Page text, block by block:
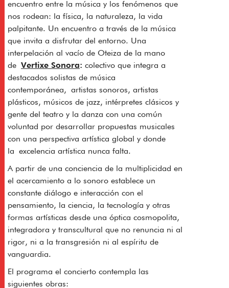
encuentro entre la música y los fenómenos que
nos rodean: la física, la naturaleza, la vida
palpitante. Un encuentro a través de la música
que invita a disfrutar del entorno. Una
interpelación al vacío de Oteiza de la mano
de Vertixe Sonora: colectivo que integra a
destacados solistas de música
contemporánea, artistas sonoros, artistas
plásticos, músicos de jazz, intérpretes clásicos y
gente del teatro y la danza con una común
voluntad por desarrollar propuestas musicales
con una perspectiva artística global y donde
la excelencia artística nunca falta.
A partir de una conciencia de la multiplicidad en
el acercamiento a lo sonoro establece un
constante diálogo e interacción con el
pensamiento, la ciencia, la tecnología y otras
formas artísticas desde una óptica cosmopolita,
integradora y transcultural que no renuncia ni al
rigor, ni a la transgresión ni al espíritu de
vanguardia.
El programa el concierto contempla las
siguientes obras: